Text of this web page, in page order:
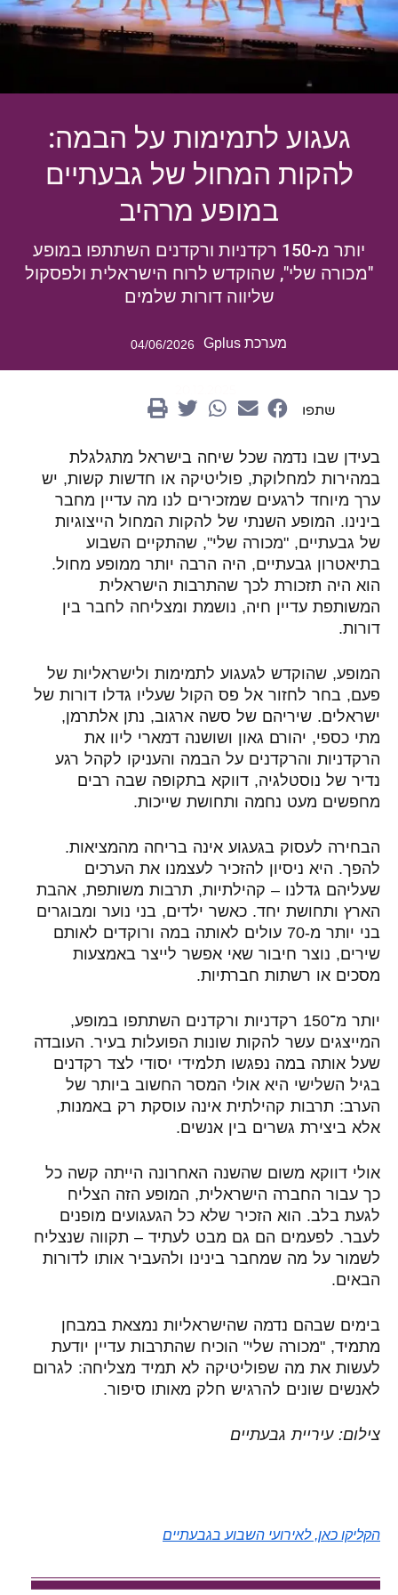
געגוע לתמימות על הבמה:
להקות המחול של גבעתיים
במופע מרהיב
יותר מ-150 רקדניות ורקדנים השתתפו במופע
"מכורה שלי", שהוקדש לרוח הישראלית ולפסקול
שליווה דורות שלמים
מערכת Gplus 04/06/2026
שתפו
בעידן שבו נדמה שכל שיחה בישראל מתגלגלת
במהירות למחלוקת, פוליטיקה או חדשות קשות, יש
ערך מיוחד לרגעים שמזכירים לנו מה עדיין מחבר
בינינו. המופע השנתי של להקות המחול הייצוגיות
של גבעתיים, "מכורה שלי", שהתקיים השבוע
בתיאטרון גבעתיים, היה הרבה יותר ממופע מחול.
הוא היה תזכורת לכך שהתרבות הישראלית
המשותפת עדיין חיה, נושמת ומצליחה לחבר בין
דורות.
המופע, שהוקדש לגעגוע לתמימות ולישראליות של
פעם, בחר לחזור אל פס הקול שעליו גדלו דורות של
ישראלים. שיריהם של סשה ארגוב, נתן אלתרמן,
מתי כספי, יהורם גאון ושושנה דמארי ליוו את
הרקדניות והרקדנים על הבמה והעניקו לקהל רגע
נדיר של נוסטלגיה, דווקא בתקופה שבה רבים
מחפשים מעט נחמה ותחושת שייכות.
הבחירה לעסוק בגעגוע אינה בריחה מהמציאות.
להפך. היא ניסיון להזכיר לעצמנו את הערכים
שעליהם גדלנו – קהילתיות, תרבות משותפת, אהבת
הארץ ותחושת יחד. כאשר ילדים, בני נוער ומבוגרים
בני יותר מ-70 עולים לאותה במה ורוקדים לאותם
שירים, נוצר חיבור שאי אפשר לייצר באמצעות
מסכים או רשתות חברתיות.
יותר מ־150 רקדניות ורקדנים השתתפו במופע,
המייצגים עשר להקות שונות הפועלות בעיר. העובדה
שעל אותה במה נפגשו תלמידי יסודי לצד רקדנים
בגיל השלישי היא אולי המסר החשוב ביותר של
הערב: תרבות קהילתית אינה עוסקת רק באמנות,
אלא ביצירת גשרים בין אנשים.
אולי דווקא משום שהשנה האחרונה הייתה קשה כל
כך עבור החברה הישראלית, המופע הזה הצליח
לגעת בלב. הוא הזכיר שלא כל הגעגועים מופנים
לעבר. לפעמים הם גם מבט לעתיד – תקווה שנצליח
לשמור על מה שמחבר בינינו ולהעביר אותו לדורות
הבאים.
בימים שבהם נדמה שהישראליות נמצאת במבחן
מתמיד, "מכורה שלי" הוכיח שהתרבות עדיין יודעת
לעשות את מה שפוליטיקה לא תמיד מצליחה: לגרום
לאנשים שונים להרגיש חלק מאותו סיפור.
צילום: עיריית גבעתיים
הקליקו כאן, לאירועי השבוע בגבעתיים